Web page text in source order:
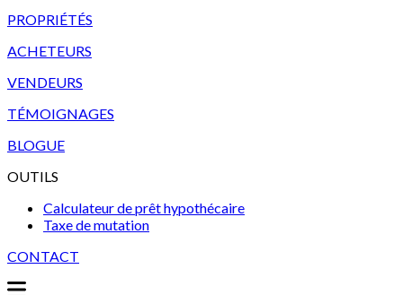
PROPRIÉTÉS
ACHETEURS
VENDEURS
TÉMOIGNAGES
BLOGUE
OUTILS
Calculateur de prêt hypothécaire
Taxe de mutation
CONTACT